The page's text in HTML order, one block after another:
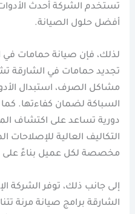
تستخدم الشركة أحدث
أفضل حلول الصيانة.
لذلك، فإن صيانة حمامات في
تجديد حمامات في الشارقة
مشاكل الصرف، استبدال
السباكة لضمان كفاءتها.
دورية تساعد على اكتشاف
التكاليف العالية للإصلاحات
مخصصة لكل عميل بناءً على
إلى جانب ذلك، توفر الشركة
الشارقة برامج صيانة مرنة